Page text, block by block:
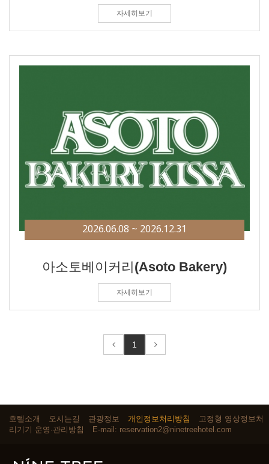
자세히보기
2026.06.08 ~ 2026.12.31
아소토베이커리(Asoto Bakery)
자세히보기
1
호텔소개 오시는길 관광정보 개인정보처리방침
고정형 영상정보처
리기기 운영·관리방침
E-mail: reservation2@ninetreehotel.com